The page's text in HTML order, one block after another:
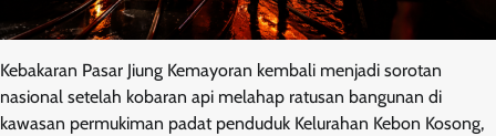
Kebakaran Pasar Jiung Kemayoran kembali menjadi sorotan
nasional setelah kobaran api melahap ratusan bangunan di
kawasan permukiman padat penduduk Kelurahan Kebon Kosong,